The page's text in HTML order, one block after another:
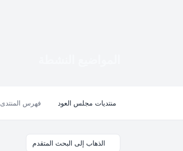
منتديات مجلس العود فهرس المنتدى
الذهاب إلى البحث المتقدم